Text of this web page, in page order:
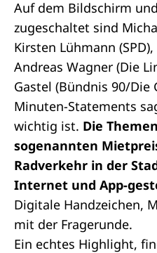
Auf dem Bildschirm
zugeschaltet sind
Kirsten Lühmann
Andreas Wagner (Die
Gastel (Bündnis 90/Die
Minuten-Statements
wichtig ist. Die
sogenannten
Radverkehr in der
Internet und App-
Digitale Handzeichen,
mit der Fragerunde.
Ein echtes Highlight,